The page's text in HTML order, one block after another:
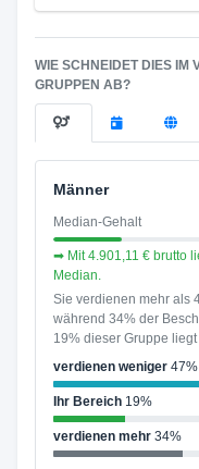
WIE SCHNEIDET DIES IM
GRUPPEN AB?
Männer
Median-Gehalt
➡ Mit 4.901,11 € brutto
Median.
Sie verdienen mehr als
während 34% der
19% dieser Gruppe
verdienen weniger47%
Ihr Bereich19%
verdienen mehr34%